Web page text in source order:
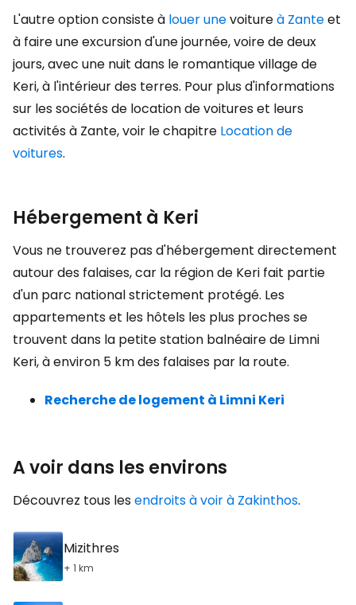
L'autre option consiste à louer unevoitureà Zanteet
à faire une excursion d'une journée, voire de deux
jours, avec une nuit dans le romantique village de
Keri, à l'intérieur des terres. Pour plus d'informations
sur les sociétés de location de voitures et leurs
activités à Zante, voir le chapitre Location de
voitures.
Hébergement à Keri
Vous ne trouverez pas d'hébergement directement
autour des falaises, car la région de Keri fait partie
d'un parc national strictement protégé. Les
appartements et les hôtels les plus proches se
trouvent dans la petite station balnéaire de Limni
Keri, à environ 5 km des falaises par la route.
Recherche de logement à Limni Keri
A voir dans les environs
Découvrez tous lesendroits à voir à Zakinthos.
Mizithres
+ 1 km